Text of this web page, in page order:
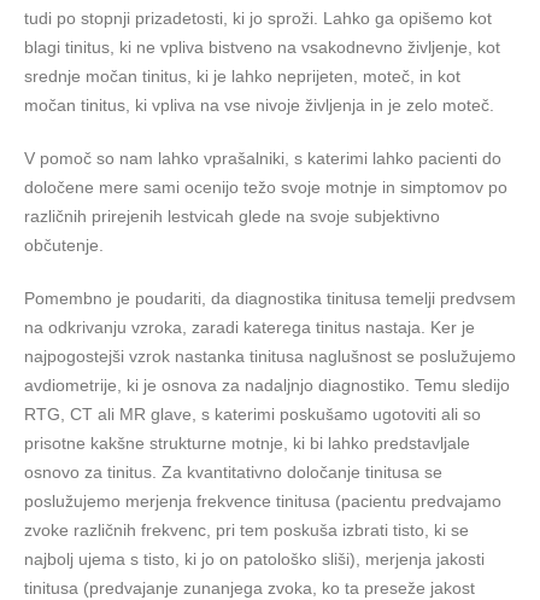
tudi po stopnji prizadetosti, ki jo sproži. Lahko ga opišemo kot
blagi tinitus, ki ne vpliva bistveno na vsakodnevno življenje, kot
srednje močan tinitus, ki je lahko neprijeten, moteč, in kot
močan tinitus, ki vpliva na vse nivoje življenja in je zelo moteč.
V pomoč so nam lahko vprašalniki, s katerimi lahko pacienti do
določene mere sami ocenijo težo svoje motnje in simptomov po
različnih prirejenih lestvicah glede na svoje subjektivno
občutenje.
Pomembno je poudariti, da diagnostika tinitusa temelji predvsem
na odkrivanju vzroka, zaradi katerega tinitus nastaja. Ker je
najpogostejši vzrok nastanka tinitusa naglušnost se poslužujemo
avdiometrije, ki je osnova za nadaljnjo diagnostiko. Temu sledijo
RTG, CT ali MR glave, s katerimi poskušamo ugotoviti ali so
prisotne kakšne strukturne motnje, ki bi lahko predstavljale
osnovo za tinitus. Za kvantitativno določanje tinitusa se
poslužujemo merjenja frekvence tinitusa (pacientu predvajamo
zvoke različnih frekvenc, pri tem poskuša izbrati tisto, ki se
najbolj ujema s tisto, ki jo on patološko sliši), merjenja jakosti
tinitusa (predvajanje zunanjega zvoka, ko ta preseže jakost